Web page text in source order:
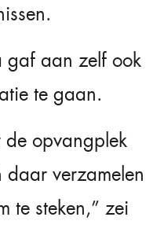
gaf aan zelf ook
te gaan.
de opvangplek
verzamelen
te steken,” zei